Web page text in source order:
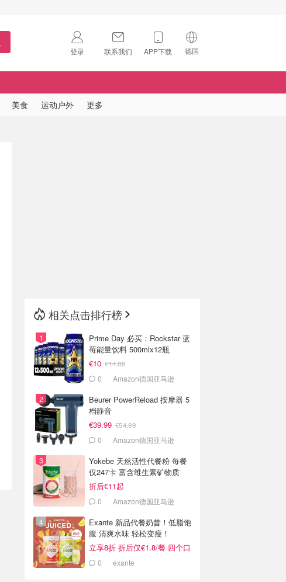
登录 联系我们 APP下载 德国
🇺🇸
美食 运动户外 更多
相关点击排行榜
Prime Day 必买：Rockstar 蓝
莓能量饮料 500mlx12瓶
€10 €14.88
0 Amazon德国亚马逊
Beurer PowerReload 按摩器 5
档静音
€39.99 €54.89
0 Amazon德国亚马逊
Yokebe 天然活性代餐粉 每餐
仅247卡 富含维生素矿物质
折后€11起
0 Amazon德国亚马逊
Exante 新品代餐奶昔！低脂饱
腹 清爽水味 轻松变瘦！
立享8折 折后仅€1.8/餐 四个口
味！0 exante